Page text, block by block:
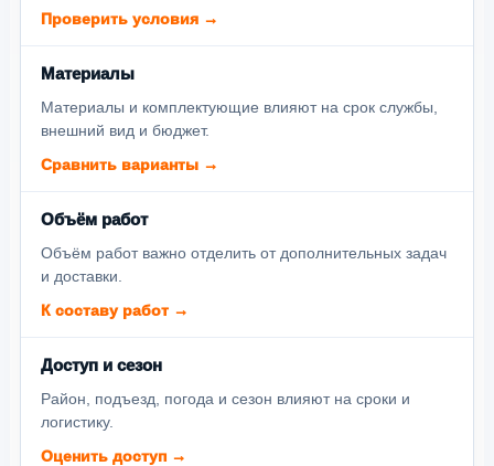
Проверить условия →
Материалы
Материалы и комплектующие влияют на срок службы,
внешний вид и бюджет.
Сравнить варианты →
Объём работ
Объём работ важно отделить от дополнительных задач
и доставки.
К составу работ →
Доступ и сезон
Район, подъезд, погода и сезон влияют на сроки и
логистику.
Оценить доступ →